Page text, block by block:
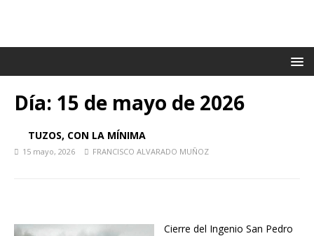
Día: 15 de mayo de 2026
TUZOS, CON LA MÍNIMA
15 mayo, 2026 FRANCISCO ALVARADO MUÑOZ
Cierre del Ingenio San Pedro